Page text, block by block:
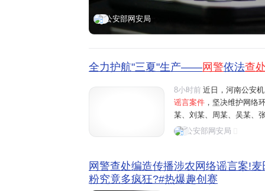
公安部网安局
全力护航"三夏"生产——网警依法查
8小时前 近日，河南公安
谣言案件 ，坚决维护网络
某、刘某、周某、吴某、
阳、商丘、周口、济源等
公安部网安局
网警查处编造传播涉农网络谣言案!
粉究竟多疯狂?#热爆趣创赛